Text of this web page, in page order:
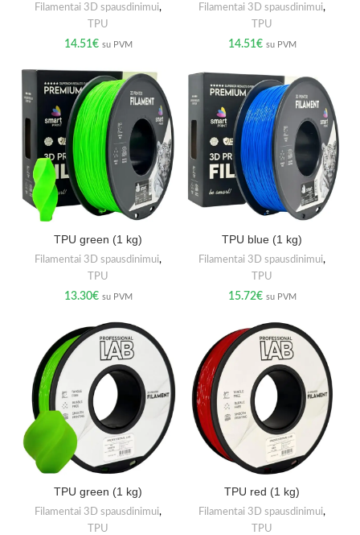
Filamentai 3D spausdinimui,
TPU
14.51€ su PVM
Filamentai 3D spausdinimui,
TPU
14.51€ su PVM
TPU green (1 kg)
Filamentai 3D spausdinimui,
TPU
13.30€ su PVM
TPU blue (1 kg)
Filamentai 3D spausdinimui,
TPU
15.72€ su PVM
TPU green (1 kg)
Filamentai 3D spausdinimui,
TPU
TPU red (1 kg)
Filamentai 3D spausdinimui,
TPU